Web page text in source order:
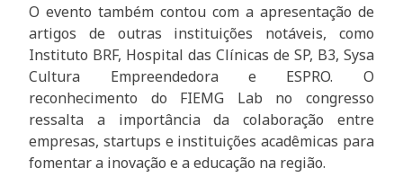
O evento também contou com a apresentação de
artigos de outras instituições notáveis, como
Instituto BRF, Hospital das Clínicas de SP, B3, Sysa
Cultura Empreendedora e ESPRO. O
reconhecimento do FIEMG Lab no congresso
ressalta a importância da colaboração entre
empresas, startups e instituições acadêmicas para
fomentar a inovação e a educação na região.